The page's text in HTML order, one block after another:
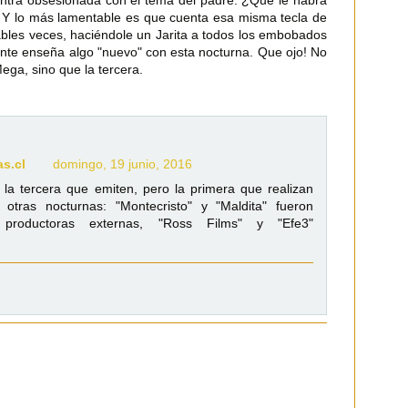
lo más lamentable es que cuenta esa misma tecla de
veces, haciéndole un Jarita a todos los embobados
enseña algo "nuevo" con esta nocturna. Que ojo! No
sino que la tercera.
domingo, 19 junio, 2016
la tercera que emiten, pero la primera que realizan
nocturnas: "Montecristo" y "Maldita" fueron
externas, "Ross Films" y "Efe3"